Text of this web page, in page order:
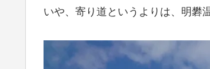
いや、寄り道というよりは、明礬